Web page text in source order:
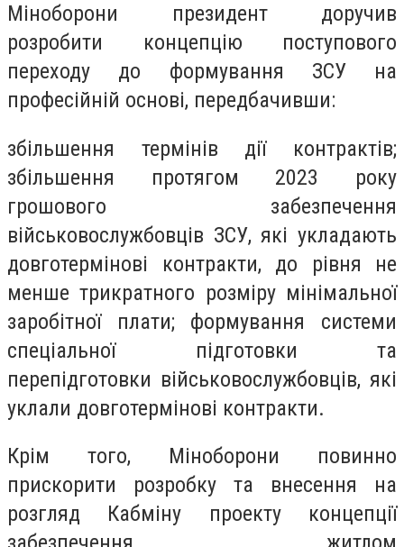
Міноборони президент доручив
розробити концепцію поступового
переходу до формування ЗСУ на
професійній основі, передбачивши:
збільшення термінів дії контрактів;
збільшення протягом 2023 року
грошового забезпечення
військовослужбовців ЗСУ, які укладають
довготермінові контракти, до рівня не
менше трикратного розміру мінімальної
заробітної плати; формування системи
спеціальної підготовки та
перепідготовки військовослужбовців, які
уклали довготермінові контракти.
Крім того, Міноборони повинно
прискорити розробку та внесення на
розгляд Кабміну проекту концепції